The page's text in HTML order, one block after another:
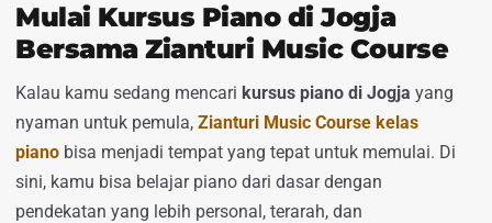
Mulai Kursus Piano di Jogja
Bersama Zianturi Music Course
Kalau kamu sedang mencari kursus piano di Jogja yang
nyaman untuk pemula, Zianturi Music Course kelas
piano bisa menjadi tempat yang tepat untuk memulai. Di
sini, kamu bisa belajar piano dari dasar dengan
pendekatan yang lebih personal, terarah, dan